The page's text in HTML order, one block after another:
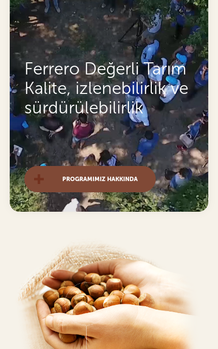
Ferrero Değerli Tarım
Kalite, izlenebilirlik ve
sürdürülebilirlik
PROGRAMIMIZ HAKKINDA